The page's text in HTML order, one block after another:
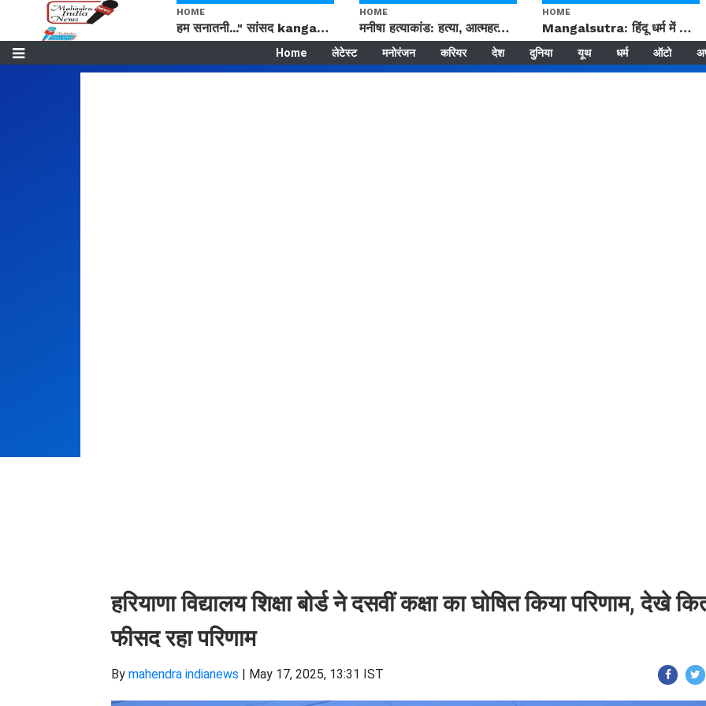
HOME
हम सनातनी..." सांसद kangana Ranaut से क्या बोली लड़की? Viral Jantar-Mantar | CJP protest
HOME
मनीषा हत्याकांड: हत्या, आत्महत्या या कोई बड़ा राज? | Full Story | Josh Haryana
HOME
Mangalsutra: हिंदू धर्म में शादी के बाद मंगलसूत्र क्यों पहनती है महिलाएं, किसने शुरु की ये परंपरा
Home लेटेस्ट मनोरंजन करियर देश दुनिया यूथ धर्म ऑटो
हरियाणा विद्यालय शिक्षा बोर्ड ने दसवीं कक्षा का घोषित किया परिणाम, देखे
फीसद रहा परिणाम
By mahendra indianews | May 17, 2025, 13:31 IST